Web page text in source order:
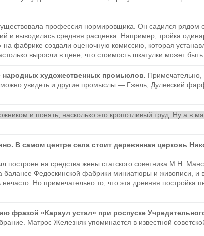
профессия нормировщика. Он садился рядом
и выводилась средняя расценка. Например, тройка
фабрике создали оценочную комиссию, которая
выросли в цене, что стоимость шкатулки может
художественных промыслов. Примечательно,
увидеть и другие промыслы — Гжель, Дулевский
и понять, насколько это кропотливый труд. Ну а в
В самом центре села стоит деревянная церковь
на средства жены статского советника М.Н.
Федоскинской фабрики миниатюры и живописи, и
Но примечательно то, что эта древняя постройка
«Караул устал» при роспуске
Матрос Железняк упоминается в известной